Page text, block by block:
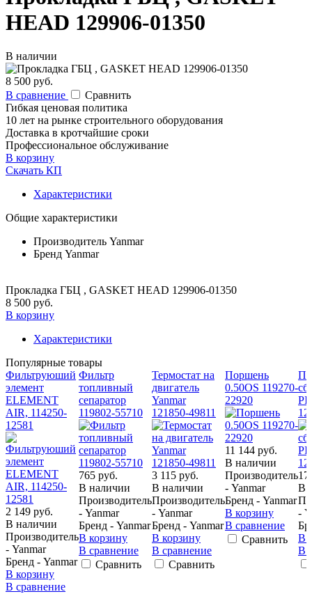
HEAD 129906-01350
В наличии
8 500 руб.
В сравнение
Сравнить
Гибкая ценовая политика
10 лет на рынке строительного оборудования
Доставка в кротчайшие сроки
Профессиональное обслуживание
В корзину
Скачать КП
Характеристики
Общие характеристики
Производитель Yanmar
Бренд Yanmar
Прокладка ГБЦ , GASKET HEAD 129906-01350
8 500 руб.
В корзину
Характеристики
Популярные товары
Фильтруюший
элемент
ELEMENT
AIR, 114250-
12581
2 149 руб.
В наличии
Производитель
- Yanmar
Бренд - Yanmar
В корзину
В сравнение
Фильтр
топливный
сепаратор
119802-55710
765 руб.
В наличии
Производитель
- Yanmar
Бренд - Yanmar
В корзину
В сравнение
Сравнить
Термостат на
двигатель
Yanmar
121850-49811
3 115 руб.
В наличии
Производитель
- Yanmar
Бренд - Yanmar
В корзину
В сравнение
Сравнить
Поршень
0.50OS 119270-
22920
11 144 руб.
В наличии
Производитель
- Yanmar
Бренд - Yanmar
В корзину
В сравнение
Сравнить
17
В
-
В
В